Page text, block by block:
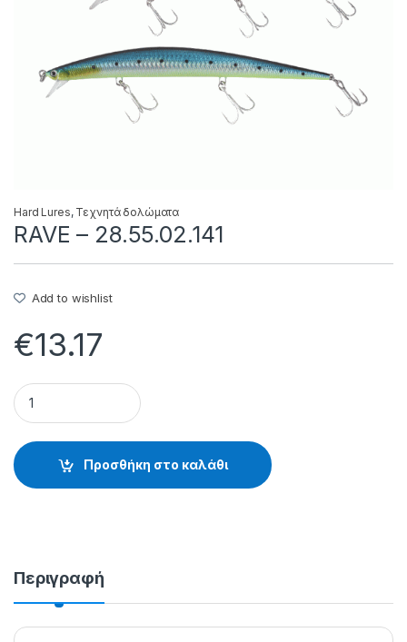
Hard Lures, Τεχνητά δολώματα
RAVE – 28.55.02.141
Add to wishlist
€13.17
RAVE - 28.55.02.141 quantity
Προσθήκη στο καλάθι
Περιγραφή